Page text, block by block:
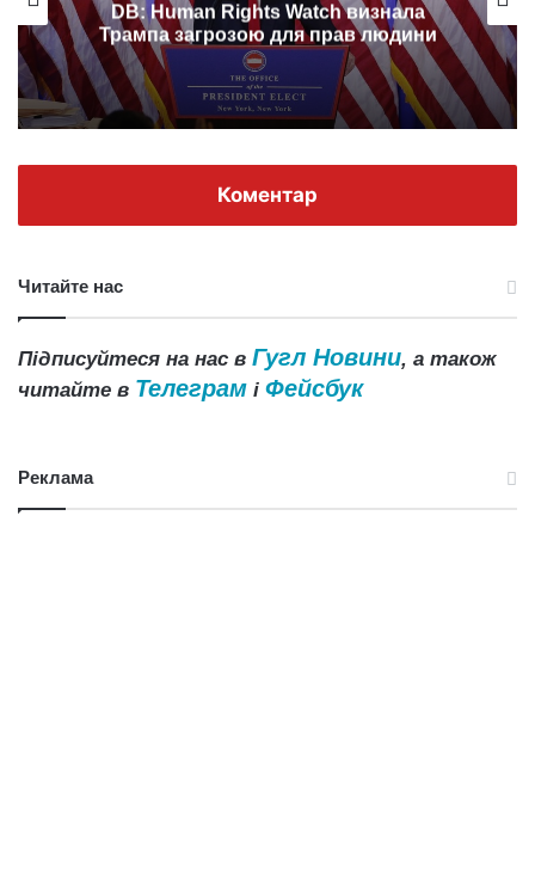
DB: Human Rights Watch визнала
Трампа загрозою для прав людини
Коментар
Читайте нас
Підписуйтеся на нас в Гугл Новини, а також
читайте в Телеграм і Фейсбук
Реклама